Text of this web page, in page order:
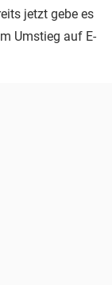
jetzt gebe es
Umstieg auf E-